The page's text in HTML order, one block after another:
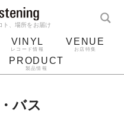
ト、場所をお届け
VINYL
レコード情報
VENUE
お店特集
PRODUCT
製品情報
バス